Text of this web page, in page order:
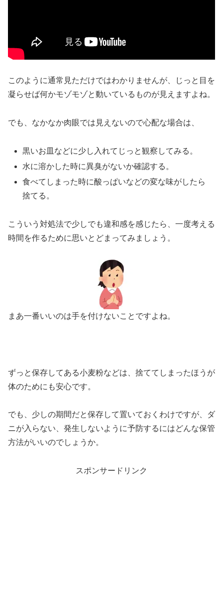
このように通常見ただけではわかりませんが、じっと目を
凝らせば何かモゾモゾと動いているものが見えますよね。
でも、なかなか肉眼では見えないので心配な場合は、
黒いお皿などに少し入れてじっと観察 してみる。
水に溶かした時に異臭がないか確認する。
食べてしまった時に酸っぱいなどの変な味がしたら
捨てる。
こういう対処法で少しでも違和感を感じたら、一度考える
時間を作るために思いとどまってみましょう。
まあ一番いいのは手を付けないことですよね。
ずっと保存してある小麦粉などは、捨ててしまったほうが
体のためにも安心です。
でも、少しの期間だと保存して置いておくわけですが、ダ
ニが入らない、発生しないように予防するにはどんな保管
方法がいいのでしょうか。
スポンサードリンク